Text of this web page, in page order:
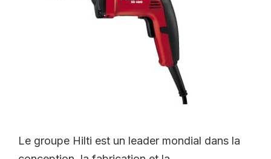
Le groupe Hilti est un leader mondial dans la